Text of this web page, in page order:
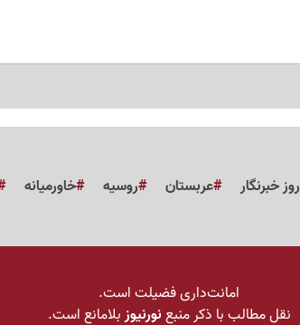
روز خبرنگار عربستان روسیه خاورمیانه
امانت‌داری فضیلت است.
نقل مطالب با ذکر منبعنورنیوزبلامانع است.